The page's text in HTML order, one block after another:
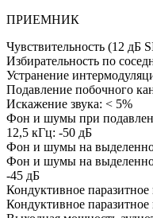
ПРИЕМНИК
Чувствительность (12
Избирательность по
Устранение
Подавление побочного
Искажение звука: < 5%
Фон и шумы при
12,5 кГц: -50 дБ
Фон и шумы на
Фон и шумы на
-45 дБ
Кондуктивное
Кондуктивное